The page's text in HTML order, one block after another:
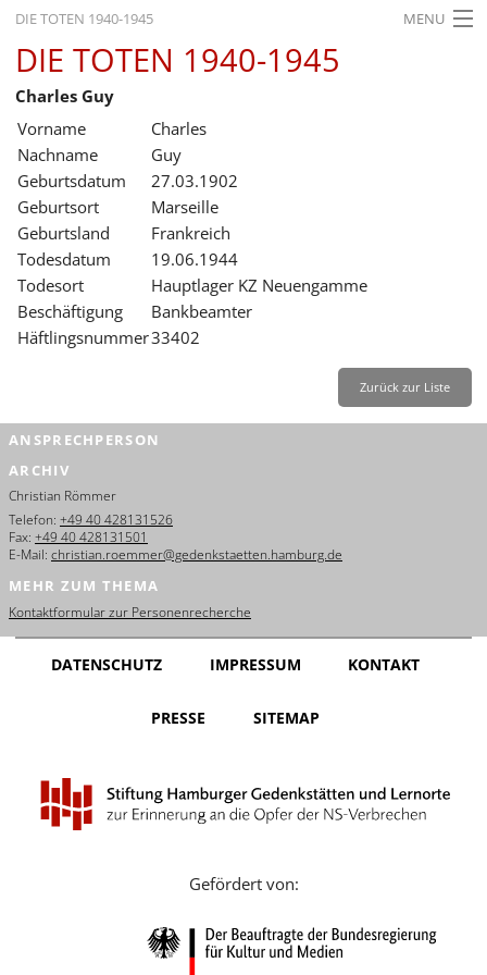
DIE TOTEN 1940-1945 MENU
STARTSEITE
AKTUELLES
AUSSTELLUNGEN
GESCHICHTE
BILDUNG
FORSCHUNG
SERVICE
Français
Dansk
Español
Nederlands
Português
Русский
Leichte Sprache
DIE TOTEN 1940-1945
Charles Guy
Vorname
Charles
Nachname
Guy
Geburtsdatum
27.03.1902
Geburtsort
Marseille
Geburtsland
Frankreich
Todesdatum
19.06.1944
Todesort
Hauptlager KZ Neuengamme
Beschäftigung
Bankbeamter
Häftlingsnummer33402
Zurück zur Liste
ANSPRECHPERSON
ARCHIV
Christian Römmer
Telefon: +49 40 428131526
Fax: +49 40 428131501
E-Mail: christian.roemmer@gedenkstaetten.hamburg.de
MEHR ZUM THEMA
Kontaktformular zur Personenrecherche
DATENSCHUTZ IMPRESSUM KONTAKT
PRESSE SITEMAP
Gefördert von: